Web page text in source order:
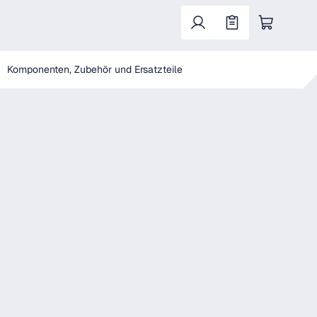
Warenkorb enthält 0 Positionen. Der
Komponenten, Zubehör und Ersatzteile